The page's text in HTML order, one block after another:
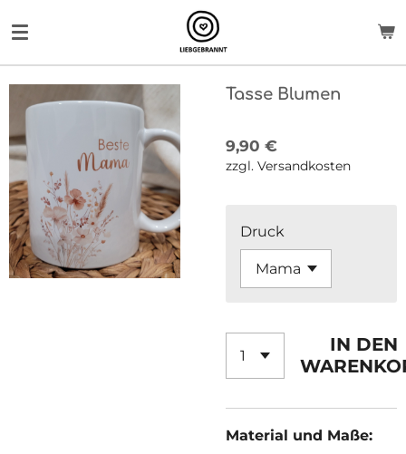
Hauptinhalt
springen
Tasse Blumen
9,90 €
zzgl. Versandkosten
Druck
IN DEN
Material und Maße: